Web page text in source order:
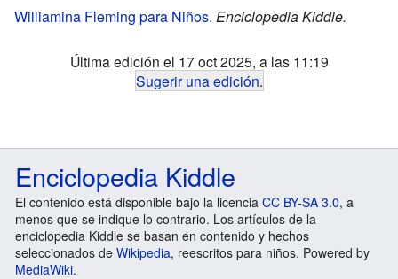
Williamina Fleming para Niños. Enciclopedia Kiddle.
Última edición el 17 oct 2025, a las 11:19
Sugerir una edición.
Enciclopedia Kiddle
El contenido está disponible bajo la licencia CC BY-SA 3.0, a
menos que se indique lo contrario. Los artículos de la
enciclopedia Kiddle se basan en contenido y hechos
seleccionados de Wikipedia, reescritos para niños. Powered by
MediaWiki.